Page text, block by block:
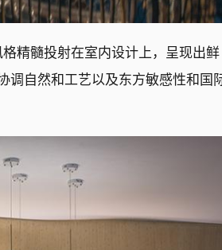
精髓投射在室内设计上，呈现出鲜
调自然和工艺以及东方敏感性和国